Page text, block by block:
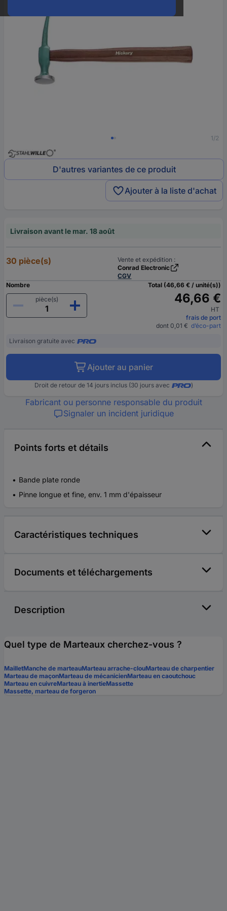
1/2
D'autres variantes de ce produit
Ajouter à la liste d'achat
Livraison avant le mar. 18 août
30 pièce(s)
Vente et expédition :
Conrad Electronic
CGV
Nombre
pièce(s)
Total (46,66 € / unité(s))
46,66 €
HT
frais de port
dont 0,01 € d’éco-part
Livraison gratuite avec
Ajouter au panier
Droit de retour de 14 jours inclus (30 jours avec )
Fabricant ou personne responsable du produit
Signaler un incident juridique
Points forts et détails
Bande plate ronde
Pinne longue et fine, env. 1 mm d'épaisseur
Caractéristiques techniques
Documents et téléchargements
Description
Quel type de Marteaux cherchez-vous ?
MailletManche de marteauMarteau arrache-clouMarteau de charpentier
Marteau de maçonMarteau de mécanicienMarteau en caoutchouc
Marteau en cuivreMarteau à inertieMassette
Massette, marteau de forgeron